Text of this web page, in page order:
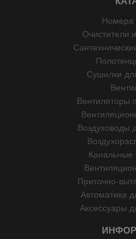
Номера
Очистители
Сушилки
Вентиляторы
Воздуховоды
Канальные
Приточно-
Автоматика
Аксессуары